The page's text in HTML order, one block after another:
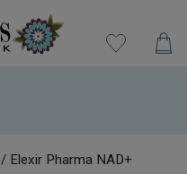
/ Elexir Pharma NAD+